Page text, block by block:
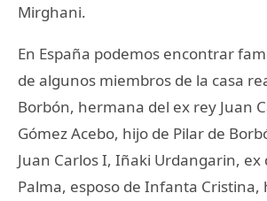
Mirghani.
En España podemos encontrar
de algunos miembros de la casa
Borbón, hermana del ex rey Juan
Gómez Acebo, hijo de Pilar de
Juan Carlos I, Iñaki Urdangarin, ex
Palma, esposo de Infanta Cristina,